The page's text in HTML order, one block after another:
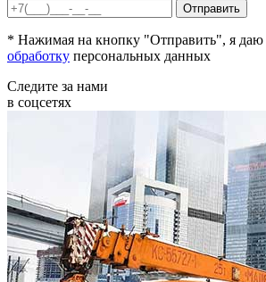
* Нажимая на кнопку "Отправить", я даю
обработку персональных данных
Следите за нами
в соцсетях